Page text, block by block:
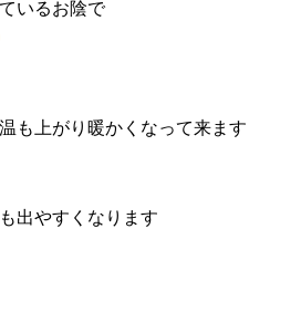
いるお陰で
も上がり暖かくなって来ます
出やすくなります